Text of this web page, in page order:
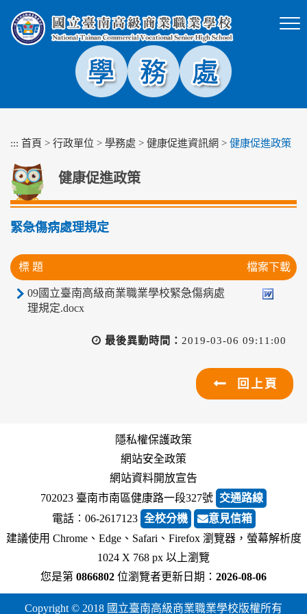
塊
::: 首頁 > 行政單位 > 學務處 > 健康促進資訊網 > 健康促進政策
健康促進政策
緊急傷病處理規定
標 題 檔案下載
09國立臺南高級商業職業學校緊急傷病處
理規定.docx
最後異動時間： 2019-03-06 09:11:00
回上頁
隱私權保護政策
網站安全政策
網站資料開放宣告
702023 臺南市南區健康路一段327號 交通路線
電話︰06-2617123 全校分機
意見信箱
建議使用 Chrome、Edge、Safari、Firefox 瀏覽器，螢幕解析度
1024 X 768 px 以上瀏覽
您是第 0866802 位瀏覽者更新日期： 2026-08-06
Copyright © 2018 國立臺南高級商業職業學校版權所有